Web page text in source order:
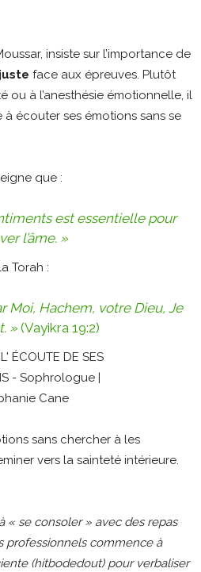
insiste sur l’importance de
face aux épreuves. Plutôt
ou à l’anesthésie émotionnelle, il
écouter ses émotions sans se
que :
est essentielle pour
l’âme. »
Torah :
Moi, Hachem, votre Dieu, Je
»(Vayikra 19:2)
sans chercher à les
vers la sainteté intérieure.
« se consoler » avec des repas
professionnels commence à
(hitbodedout) pour verbaliser